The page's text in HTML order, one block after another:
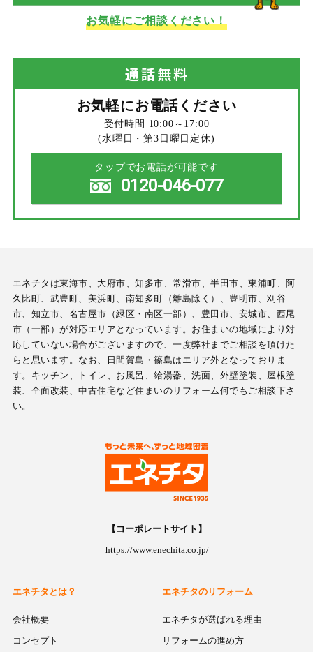
お気軽にご相談ください！
通話無料
お気軽にお電話ください
受付時間 10:00～17:00
(水曜日・第3日曜日定休)
タップでお電話が可能です
0120-046-077
エネチタは東海市、大府市、知多市、常滑市、半田市、東浦町、阿
久比町、武豊町、美浜町、南知多町（離島除く）、豊明市、刈谷
市、知立市、名古屋市（緑区・南区一部）、豊田市、安城市、西尾
市（一部）が対応エリアとなっています。お住まいの地域により対
応していない場合がございますので、一度弊社までご相談を頂けた
らと思います。なお、日間賀島・篠島はエリア外となっておりま
す。キッチン、トイレ、お風呂、給湯器、洗面、外壁塗装、屋根塗
装、全面改装、中古住宅など住まいのリフォーム何でもご相談下さ
い。
【コーポレートサイト】
https://www.enechita.co.jp/
エネチタとは？
会社概要
コンセプト
エネチタのリフォーム
エネチタが選ばれる理由
リフォームの進め方